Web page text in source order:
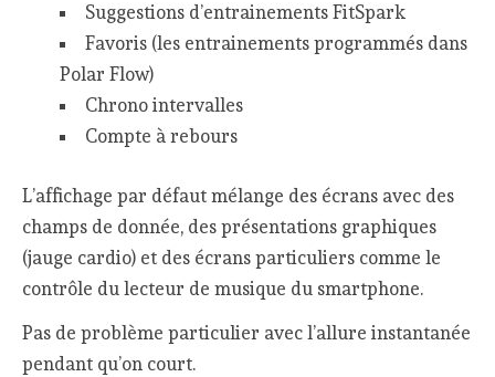
Suggestions d’entrainements FitSpark
Favoris (les entrainements programmés dans
Polar Flow)
Chrono intervalles
Compte à rebours
L’affichage par défaut mélange des écrans avec des
champs de donnée, des présentations graphiques
(jauge cardio) et des écrans particuliers comme le
contrôle du lecteur de musique du smartphone.
Pas de problème particulier avec l’allure instantanée
pendant qu’on court.